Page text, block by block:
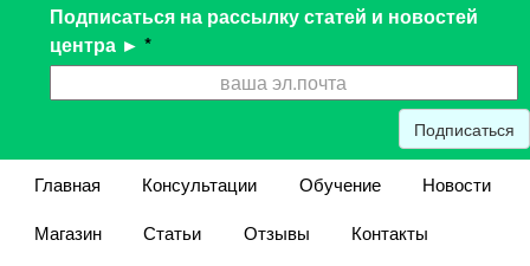
Подписаться на рассылку статей и новостей
центра ► *
Подписаться
Главная Консультации Обучение
Новости
Магазин
Статьи Отзывы
Контакты